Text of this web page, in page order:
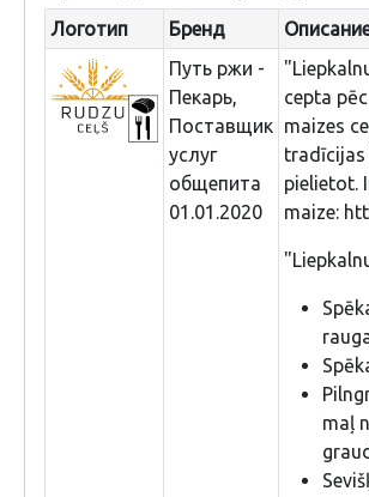
Логотип Бренд
Путь ржи -
Пекарь,
Поставщик
услуг
общепита
01.01.2020
cepta
maizes
tradīcijas
pielietot.
maize:
maļ